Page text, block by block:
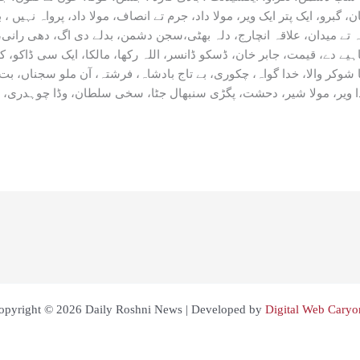
ایک پتر ایک ویر، مولا داد، جرم تے انصاف، مولا داد، پرواہ نہیں
تے میدان، علاقہ انچارج، دلہ بھٹی،سجن دشمن، بدلے دی اگ، دھی
دے، قیمت، جابر خان، ڈسکو ڈانسر، اللہ رکھا، مالکا، ایک سی
شوکر والا، خدا گواہ، چکوری، بے تاج بادشاہ، فرشتہ، آن ملو
© 2026 Daily Roshni News | Developed by Digital Web